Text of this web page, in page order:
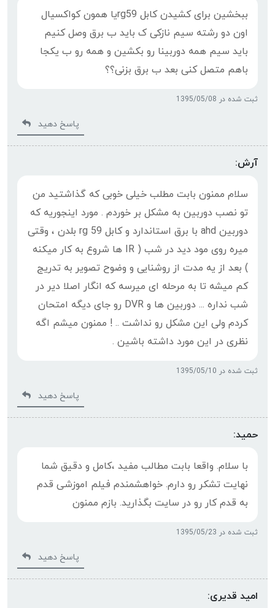
ببخشین برای کشیدن کابل rg59یا همون کواکسیال
اون دو رشته سیم نازکی ک باید ب برق وصل کنیم
باید سیم همه دوربینا رو بکشین و همه رو ب یکجا
باهم متصل کنی بعد ب برق بزنی؟؟
ثبت شده در 1395/05/08
پاسخ دهید
آرش:
سلام ممنون بابت مطلب خیلی خوبی که گذاشتید من
تو نصب دوربین به مشکل بر خوردم . مورد اینجوریه که
دوربین ahd با برق استاندارد و کابل rg 59 بلدن ، وقتی
میره روی مود دید در شب ( IR ها شروع به کار میکنه
) بعد از یه مدت از روشنایی و وضوح تصویر به تدریج
کم میشه تا به مرحله ای میرسه که انگار اصلا دیر در
شب نداره ... دوربین ها و DVR رو جای دیگه امتحان
کردم ولی این مشکل رو نداشت .. ! ممنون میشم اگه
نظری در این مورد داشته باشین .
ثبت شده در 1395/05/10
پاسخ دهید
حمید:
با سلام. واقعا بابت مطالب مفید ،کامل و دقیق شما
نهایت تشکر رو دارم. خواهشمندم فیلم اموزشی قدم
به قدم کار رو در سایت بگذارید. بازم ممنون
ثبت شده در 1395/05/23
پاسخ دهید
امید قدیری: